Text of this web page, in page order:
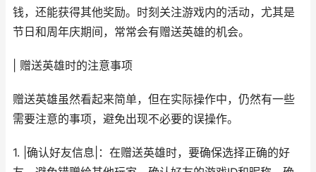
钱，还能获得其他奖励。时刻关注游戏内的活动，尤其是
节日和周年庆期间，常常会有赠送英雄的机会。
| 赠送英雄时的注意事项
赠送英雄虽然看起来简单，但在实际操作中，仍然有一些
需要注意的事项，避免出现不必要的误操作。
1. |确认好友信息|：在赠送英雄时，要确保选择正确的好